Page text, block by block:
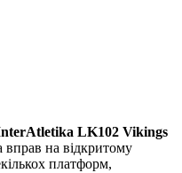
LK102 Vikings
вправ на відкритому
платформ,